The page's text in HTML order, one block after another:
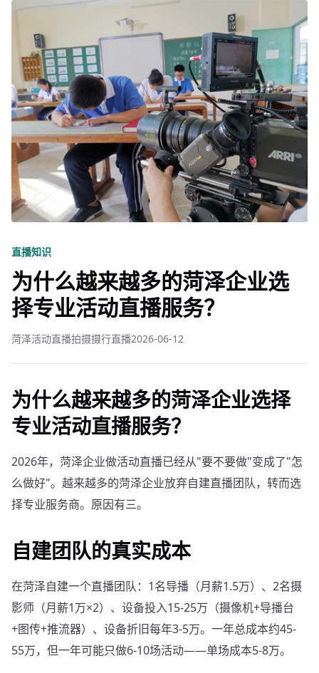
直播知识
为什么越来越多的菏泽企业选
择专业活动直播服务？
菏泽活动直播拍摄摄行直播2026-06-12
为什么越来越多的菏泽企业选择
专业活动直播服务？
2026年，菏泽企业做活动直播已经从"要不要做"变成了"怎
么做好"。越来越多的菏泽企业放弃自建直播团队，转而选
择专业服务商。原因有三。
自建团队的真实成本
在菏泽自建一个直播团队：1名导播（月薪1.5万）、2名摄
影师（月薪1万×2）、设备投入15-25万（摄像机+导播台
+图传+推流器）、设备折旧每年3-5万。一年总成本约45-
55万，但一年可能只做6-10场活动——单场成本5-8万。